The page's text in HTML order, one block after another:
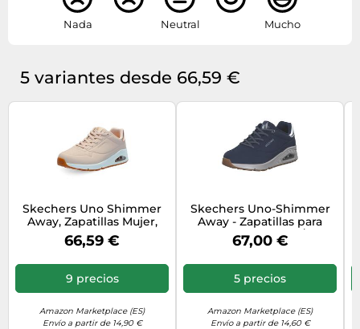
Nada Neutral Mucho
5 variantes desde 66,59 €
Skechers Uno Shimmer
Away, Zapatillas Mujer,
Blanco Natural, 39 EU
66,59 €
9 precios
Amazon Marketplace (ES)
Envío a partir de 14,90 €
Skechers Uno-Shimmer
Away - Zapatillas para
Mujer, Azul Marino/Oro
Rosa, 36.5 EU
67,00 €
5 precios
Amazon Marketplace (ES)
Envío a partir de 14,60 €